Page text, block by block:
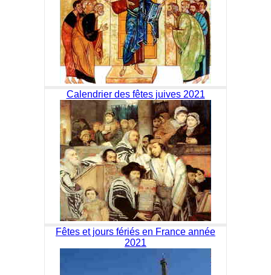
Calendrier des fêtes juives 2021
Fêtes et jours fériés en France année
2021